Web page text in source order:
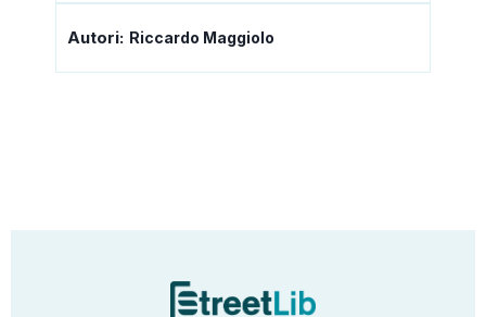
Autori: Riccardo Maggiolo